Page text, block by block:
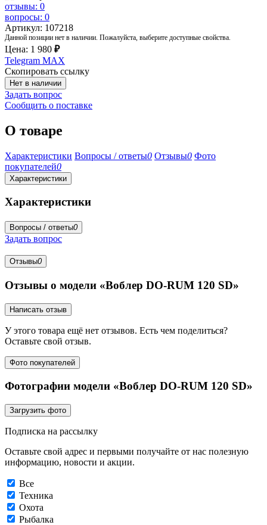
отзывы: 0
вопросы: 0
Артикул: 107218
Данной позиции нет в наличии. Пожалуйста, выберите доступные свойства.
Цена: 1 980 ₽
Telegram MAX
Скопировать ссылку
Нет в наличии
Задать вопрос
Сообщить о поставке
О товаре
Характеристики Вопросы / ответы0 Отзывы0 Фото
покупателей0
Характеристики
Характеристики
Вопросы / ответы0
Задать вопрос
Отзывы0
Отзывы о модели «Воблер DO-RUM 120 SD»
Написать отзыв
У этого товара ещё нет отзывов. Есть чем поделиться?
Оставьте свой отзыв.
Фото покупателей
Фотографии модели «Воблер DO-RUM 120 SD»
Загрузить фото
Подписка на рассылку
Оставьте свой адрес и первыми получайте от нас полезную
информацию, новости и акции.
Все
Техника
Охота
Рыбалка